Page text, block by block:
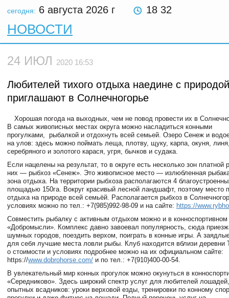
сегодня: 6 августа 2026 г 18 32
НОВОСТИ
24 ИЮЛ 2020 16:53
Любителей тихого отдыха наедине с природой
приглашают в Солнечногорье
Хорошая погода на выходных, чем не повод провести их в
В самых живописных местах округа можно насладиться конными
прогулками, рыбалкой и отдохнуть всей семьей. Озеро Сенеж и
на улов: здесь можно поймать леща, плотву, щуку, карпа, окуня,
серебряного и золотого карася, угря, бычков и судака.
Если нацелены на результат, то в округе есть несколько зон платной
них — рыбхоз «Сенеж». Это живописное место — излюбленная
зона отдыха. На территории рыбхоза располагаются 4
площадью 150га. Вокруг красивый лесной ландшафт, поэтому место
отдыха на природе всей семьёй. Располагается рыбхоз в
условиях можно по тел.: +7(985)992-98-09 и на сайте: https://
Совместить рыбалку с активным отдыхом можно и в конноспортивном
«Добромысли». Комплекс давно завоевал популярность, сюда
шумных городов, поездить верхом, поиграть в конные игры. А
для себя лучшие места ловли рыбы. Клуб находится вблизи деревни
о стоимости и условиях подробнее можно на их официальном сайте:
https://www.dobrohorse.com/ и по тел.: +7(910)400-00-54.
В увлекательный мир конных прогулок можно окунуться в
«Середниково». Здесь широкий спектр услуг для любителей
опытных всадников: уроки верховой езды, тренировки по конному